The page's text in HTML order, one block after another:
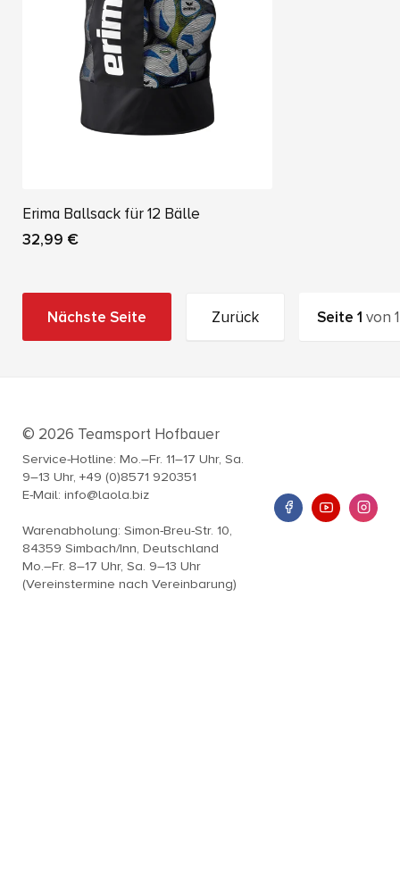
Erima Ballsack für 12 Bälle
32,99 €
Nächste Seite Zurück Seite1 von1
© 2026 Teamsport Hofbauer
Service-Hotline: Mo.–Fr. 11–17 Uhr, Sa.
9–13 Uhr, +49 (0)8571 920351
E-Mail: info@laola.biz
Warenabholung: Simon-Breu-Str. 10,
84359 Simbach/Inn, Deutschland
Mo.–Fr. 8–17 Uhr, Sa. 9–13 Uhr
(Vereinstermine nach Vereinbarung)